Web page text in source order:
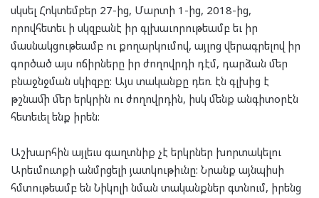
սկսել Հոկտեմբեր 27-ից, Մարտի 1-ից, 2018-ից,
որովհետեւ ի սկզբանէ իր գլխաւորութեամբ եւ իր
մասնակցութեամբ ու քողարկումով, այլոց վերագրելով իր
գործած այս ոճիրները իր ժողովրդի դէմ, դարձան մեր
բնաջնջման սկիզբը: Այս տականքը դեռ էն գլխից է
թշնամի մեր երկրին ու ժողովրդին, իսկ մենք անգիտօրէն
հետեւել ենք իրեն:
Աշխարհին այլեւս գաղտնիք չէ երկրներ խորտակելու
Արեւմուտքի անմրցելի յատկութիւնը: Նրանք այնպիսի
հմտութեամբ են Նիկոլի նման տականքներ գտնում, իրենց